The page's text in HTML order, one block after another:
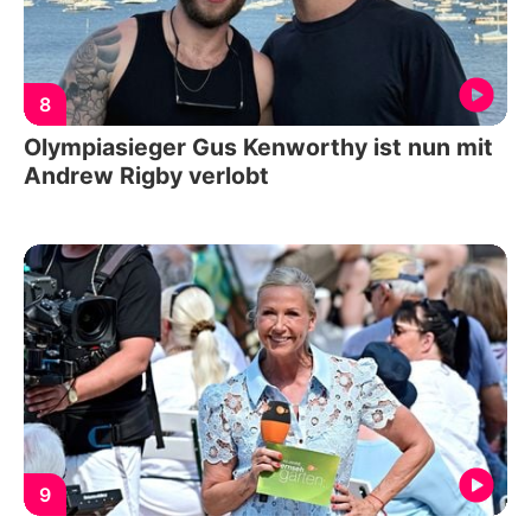
8
Olympiasieger Gus Kenworthy ist nun mit
Andrew Rigby verlobt
9